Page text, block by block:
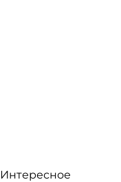
Интересное